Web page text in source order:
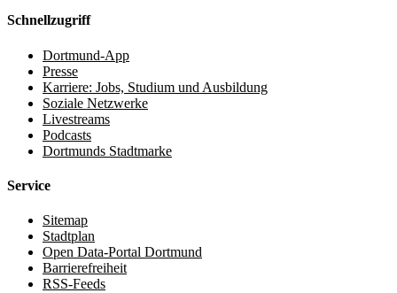
Schnellzugriff
Dortmund-App
Presse
Karriere: Jobs, Studium und Ausbildung
Soziale Netzwerke
Livestreams
Podcasts
Dortmunds Stadtmarke
Service
Sitemap
Stadtplan
Open Data-Portal Dortmund
Barrierefreiheit
RSS-Feeds